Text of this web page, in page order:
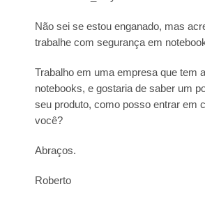
Não sei se estou enganado, mas
trabalhe com segurança em
Trabalho em uma empresa que tem
notebooks, e gostaria de saber um
seu produto, como posso entrar em
você?
Abraços.
Roberto